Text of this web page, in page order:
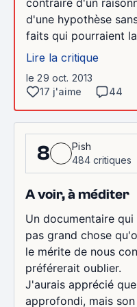
d'une hypothèse
faits qui pourraient
Lire la critique
le 29 oct. 2013
17 j'aime
44
8
Pish
484 critiques
A voir, à méditer
Un documentaire
pas grand chose
le mérite de nous
préférerait oublier.
J'aurais apprécié
approfondi, mais